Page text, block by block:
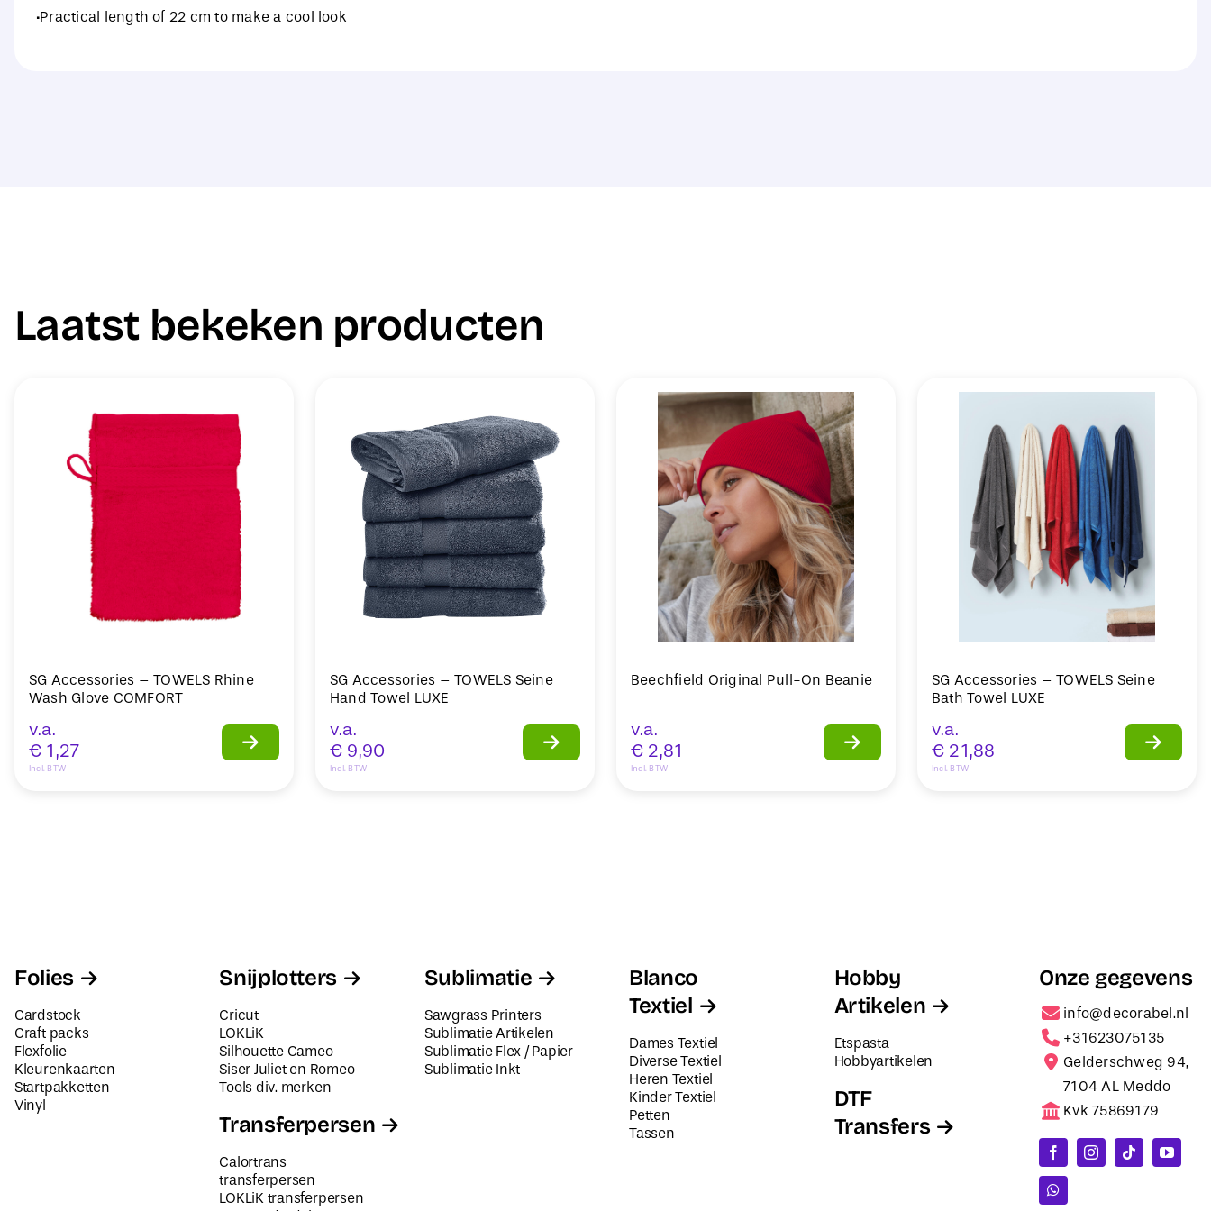
·Practical length of 22 cm to make a cool look
Laatst bekeken producten
SG Accessories – TOWELS Rhine
Wash Glove COMFORT
v.a.
€ 1,27
Incl. BTW
SG Accessories – TOWELS Seine
Hand Towel LUXE
v.a.
€ 9,90
Incl. BTW
Beechfield Original Pull-On Beanie
v.a.
€ 2,81
Incl. BTW
SG Accessories – TOWELS Seine
Bath Towel LUXE
v.a.
€ 21,88
Incl. BTW
Folies
Cardstock
Craft packs
Flexfolie
Kleurenkaarten
Startpakketten
Vinyl
Snijplotters
Cricut
LOKLiK
Silhouette Cameo
Siser Juliet en Romeo
Tools div. merken
Transferpersen
Calortrans
transferpersen
LOKLiK transferpersen
Sublimatie
Sawgrass Printers
Sublimatie Artikelen
Sublimatie Flex / Papier
Sublimatie Inkt
Blanco
Textiel
Dames Textiel
Diverse Textiel
Heren Textiel
Kinder Textiel
Petten
Tassen
Hobby
Artikelen
Etspasta
Hobbyartikelen
DTF
Transfers
Onze gegevens
info@decorabel.nl
+31623075135
Gelderschweg 94,
7104 AL Meddo
Kvk 75869179